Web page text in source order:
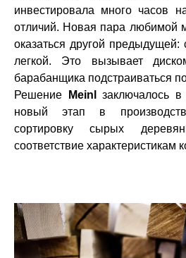
инвестировала много часов
отличий. Новая пара любимой
оказаться другой
легкой. Это вызывает
барабанщика подстраиваться
Решение
Meinl
заключалось
новый этап в
сортировку сырых
соответствие характеристикам